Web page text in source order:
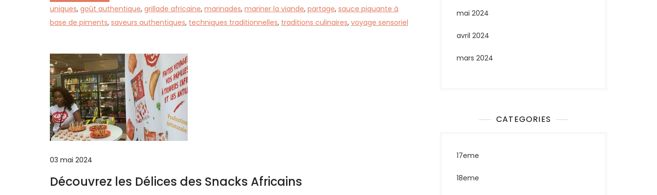
uniques, goût authentique, grillade africaine, marinades, mariner la viande, partage, sauce piquante à
base de piments, saveurs authentiques, techniques traditionnelles, traditions culinaires, voyage sensoriel
03 mai 2024
Découvrez les Délices des Snacks Africains
mai 2024
avril 2024
mars 2024
CATEGORIES
17eme
18eme